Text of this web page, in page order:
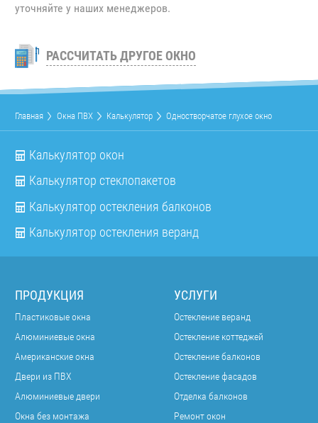
уточняйте у наших менеджеров.
РАССЧИТАТЬ ДРУГОЕ ОКНО
Главная Окна ПВХ Калькулятор Одностворчатое глухое окно
Калькулятор окон
Калькулятор стеклопакетов
Калькулятор остекления балконов
Калькулятор остекления веранд
ПРОДУКЦИЯ
Пластиковые окна
Алюминиевые окна
Американские окна
Двери из ПВХ
Алюминиевые двери
Окна без монтажа
УСЛУГИ
Остекление веранд
Остекление коттеджей
Остекление балконов
Остекление фасадов
Отделка балконов
Ремонт окон